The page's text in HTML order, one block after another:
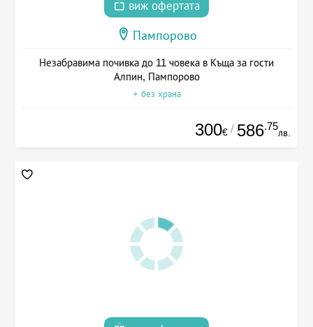
виж офертата
Пампорово
Незабравима почивка до 11 човека в Къща за гости
Алпин, Пампорово
+ без храна
300€ / 586.75
лв.